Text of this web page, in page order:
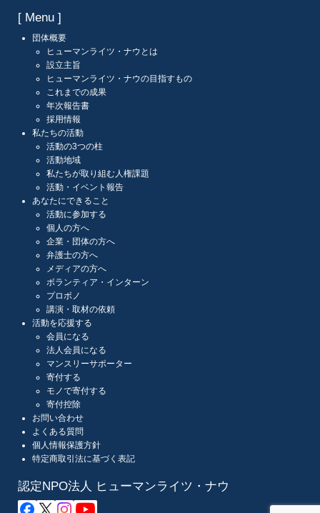
[ Menu ]
団体概要
ヒューマンライツ・ナウとは
設立主旨
ヒューマンライツ・ナウの目指すもの
これまでの成果
年次報告書
採用情報
私たちの活動
活動の3つの柱
活動地域
私たちが取り組む人権課題
活動・イベント報告
あなたにできること
活動に参加する
個人の方へ
企業・団体の方へ
弁護士の方へ
メディアの方へ
ボランティア・インターン
プロボノ
講演・取材の依頼
活動を応援する
会員になる
法人会員になる
マンスリーサポーター
寄付する
モノで寄付する
寄付控除
お問い合わせ
よくある質問
個人情報保護方針
特定商取引法に基づく表記
認定NPO法人 ヒューマンライツ・ナウ